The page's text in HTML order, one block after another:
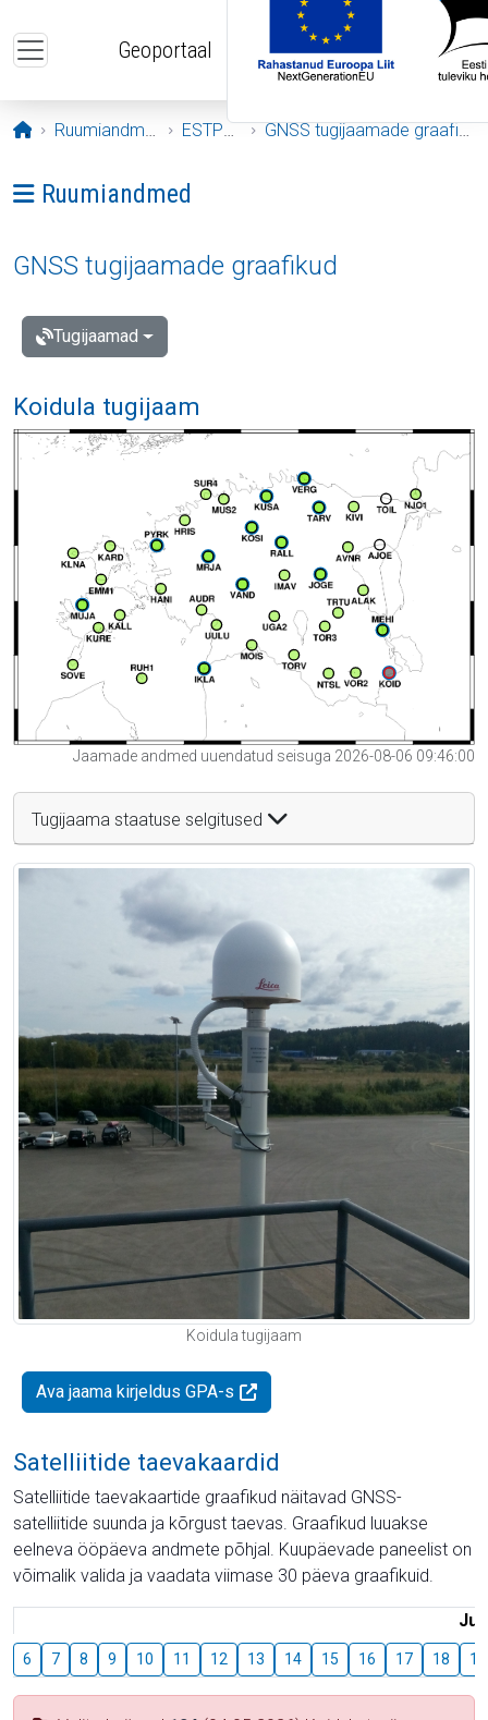
Geoportaal
Avaleht
Ruumiandmed ESTPOS GNSS tugijaamade graafikud
Ava menüü: Ruumiandmed
Ruumiandmed
GNSS tugijaamade graafikud
Tugijaamad
Koidula tugijaam
Jaamade andmed uuendatud seisuga 2026-08-06 09:46:00
Tugijaama staatuse selgitused
Koidula tugijaam
Ava jaama kirjeldus GPA-s
Satelliitide taevakaardid
Satelliitide taevakaartide graafikud näitavad GNSS-
satelliitide suunda ja kõrgust taevas. Graafikud luuakse
eelneva ööpäeva andmete põhjal. Kuupäevade paneelist on
võimalik valida ja vaadata viimase 30 päeva graafikuid.
6 7 8 9 10 11 12 13 14 15 16 17 18 19